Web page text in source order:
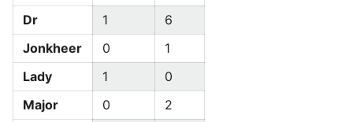
Dr
1
6
Jonkheer
0
1
Lady
1
0
Major
0
2